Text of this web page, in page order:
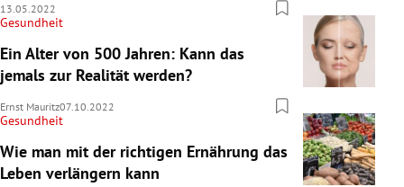
13.05.2022
Gesundheit
Ein Alter von 500 Jahren: Kann das
jemals zur Realität werden?
Ernst Mauritz07.10.2022
Gesundheit
Wie man mit der richtigen Ernährung das
Leben verlängern kann